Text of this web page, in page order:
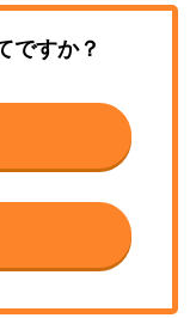
ですか？